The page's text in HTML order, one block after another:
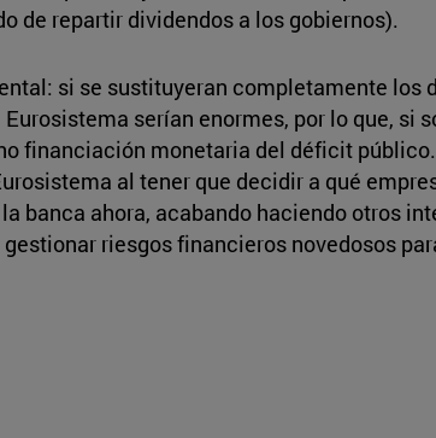
de repartir dividendos a los gobiernos).
si se sustituyeran completamente los
serían enormes, por lo que, si
financiación monetaria del déficit
al tener que decidir a qué
banca ahora, acabando haciendo otros
riesgos financieros novedosos